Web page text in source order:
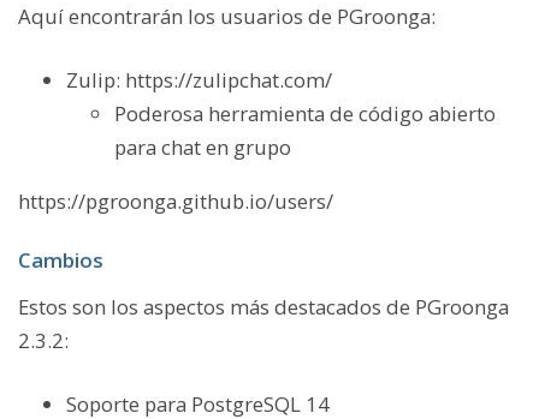
Aquí encontrarán los usuarios de PGroonga:
Zulip: https://zulipchat.com/
Poderosa herramienta de código abierto
para chat en grupo
https://pgroonga.github.io/users/
Cambios
Estos son los aspectos más destacados de PGroonga
2.3.2:
Soporte para PostgreSQL 14